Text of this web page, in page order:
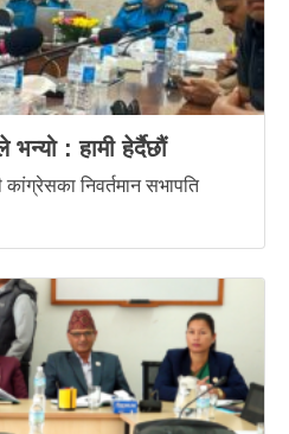
भन्यो : हामी हेर्दैछौं
निवर्तमान सभापति